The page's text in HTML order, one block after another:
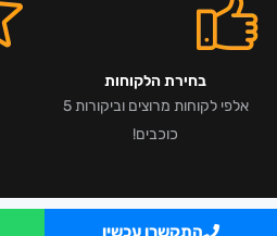
בחירת הלקוחות
אלפי לקוחות מרוצים וביקורות 5
כוכבים!
התקשרו עכשיו